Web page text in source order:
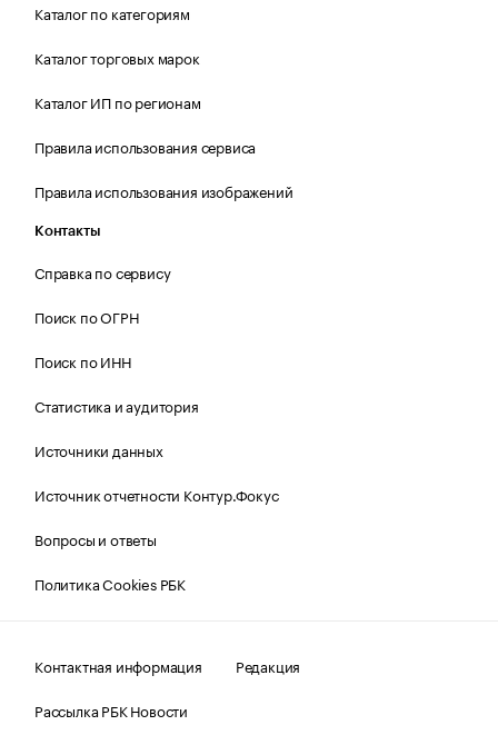
Каталог по категориям
Каталог торговых марок
Каталог ИП по регионам
Правила использования сервиса
Правила использования изображений
Контакты
Справка по сервису
Поиск по ОГРН
Поиск по ИНН
Статистика и аудитория
Источники данных
Источник отчетности Контур.Фокус
Вопросы и ответы
Политика Cookies РБК
Контактная информация
Редакция
Рассылка РБК Новости